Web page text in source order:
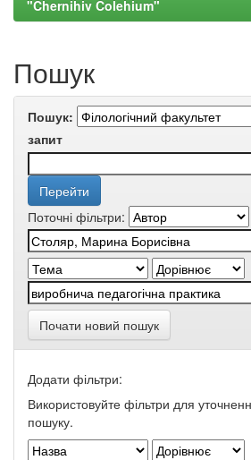
"Chernihiv Colehium"
Пошук
Пошук:
запит
Поточні фільтри:
Почати новий пошук
Додати фільтри:
Використовуйте фільтри для
пошуку.